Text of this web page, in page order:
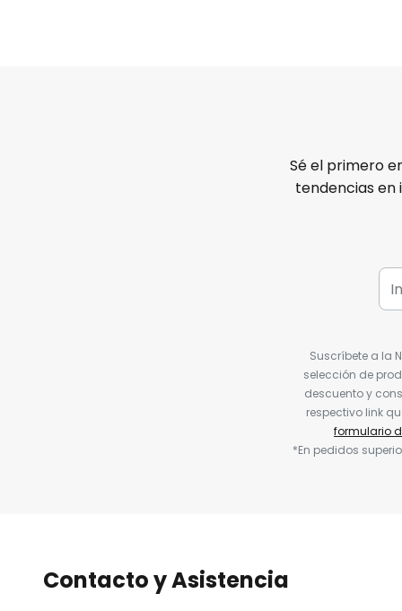
Sé el primero
tendencias en
Suscríbete a la
selección de
descuento y
respectivo link
formulario
*En pedidos
Contacto y Asistencia